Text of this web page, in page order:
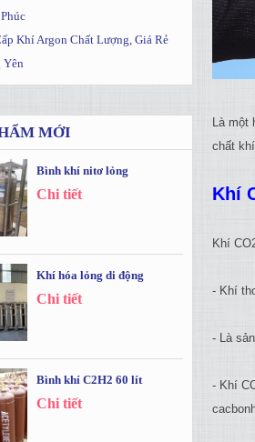
Là
chất
Khí
Khí
- Khí
- Là
- Khí
Khí Argon Chất Lượng, Giá Rẻ
Yên
MỚI
Bình khí nitơ lỏng
Chi tiết
Khí hóa lỏng di động
Chi tiết
Bình khí C2H2 60 lít
Chi tiết